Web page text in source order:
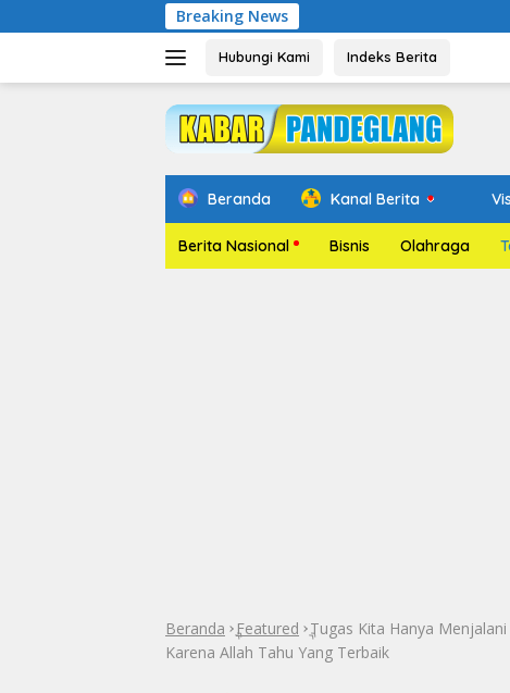
ke
Breaking News Pelantikan
Hubungi Kami Indeks Berita
Beranda Kanal Berita
Berita Nasional Bisnis Olahraga
Beranda »Featured »Tugas Kita Hanya
Karena Allah Tahu Yang Terbaik